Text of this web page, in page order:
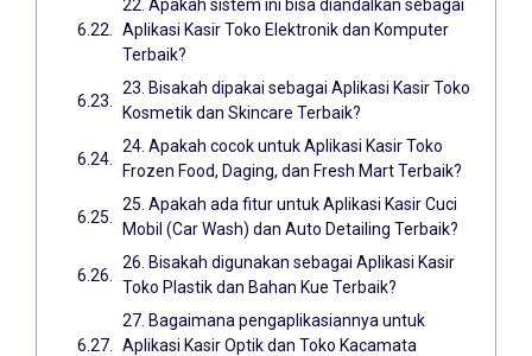
22. Apakah sistem ini bisa diandalkan sebagai
Aplikasi Kasir Toko Elektronik dan Komputer
Terbaik?
23. Bisakah dipakai sebagai Aplikasi Kasir Toko
Kosmetik dan Skincare Terbaik?
24. Apakah cocok untuk Aplikasi Kasir Toko
Frozen Food, Daging, dan Fresh Mart Terbaik?
25. Apakah ada fitur untuk Aplikasi Kasir Cuci
Mobil (Car Wash) dan Auto Detailing Terbaik?
26. Bisakah digunakan sebagai Aplikasi Kasir
Toko Plastik dan Bahan Kue Terbaik?
27. Bagaimana pengaplikasiannya untuk
Aplikasi Kasir Optik dan Toko Kacamata